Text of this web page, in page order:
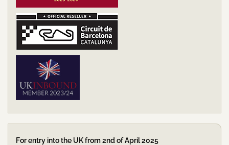
For entry into the UK from 2nd of April 2025